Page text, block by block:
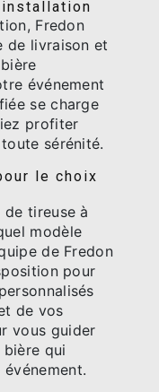
Fredon
de livraison et
événement
se charge
profiter
sérénité.
le choix
tireuse à
modèle
de Fredon
pour
de vos
vous guider
qui